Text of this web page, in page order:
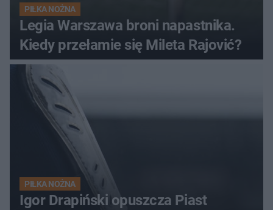
PIŁKA NOŻNA
Legia Warszawa broni napastnika.
Kiedy przełamie się Mileta Rajović?
PIŁKA NOŻNA
Igor Drapiński opuszcza Piast